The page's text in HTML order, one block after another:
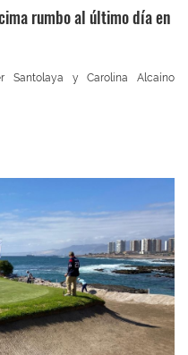
rumbo al último día en
Santolaya y Carolina Alcaíno